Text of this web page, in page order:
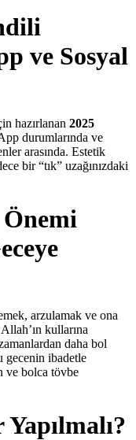
ve Sosyal
hazırlanan 2025
durumlarında ve
arasında. Estetik
bir “tık” uzağınızdaki
arzulamak ve ona
kullarına
daha bol
gecenin ibadetle
ve bolca tövbe